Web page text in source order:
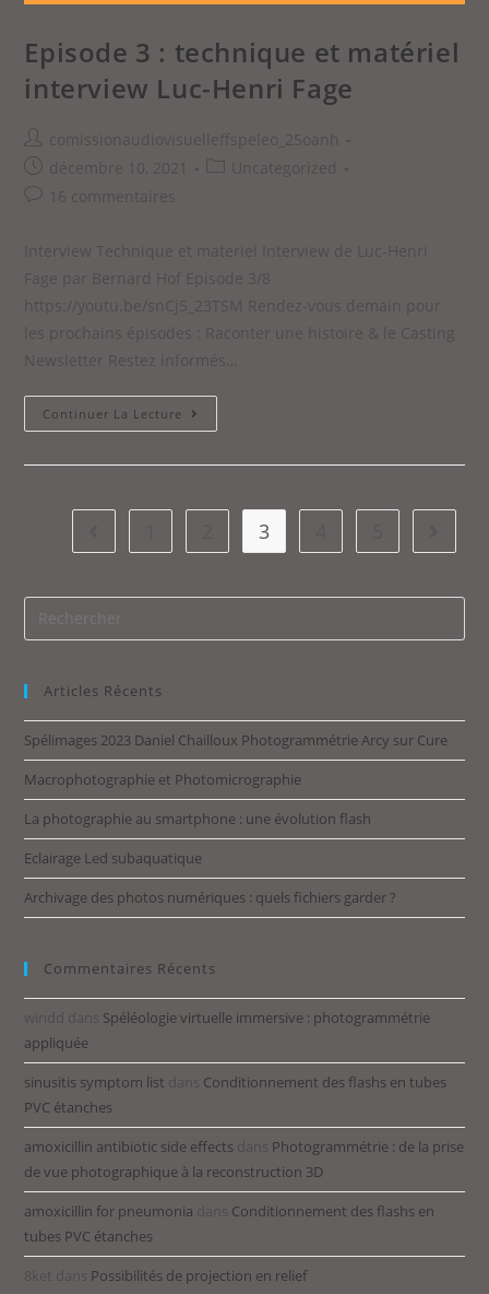
Episode 3 : technique et matériel
interview Luc-Henri Fage
comissionaudiovisuelleffspeleo_25oanh
décembre 10, 2021
Uncategorized
16 commentaires
Interview Technique et materiel Interview de Luc-Henri
Fage par Bernard Hof Episode 3/8
https://youtu.be/snCj5_23TSM Rendez-vous demain pour
les prochains épisodes : Raconter une histoire & le Casting
Newsletter Restez informés…
Continuer La Lecture
3
Articles Récents
Spélimages 2023 Daniel Chailloux Photogrammétrie Arcy sur Cure
Macrophotographie et Photomicrographie
La photographie au smartphone : une évolution flash
Eclairage Led subaquatique
Archivage des photos numériques : quels fichiers garder ?
Commentaires Récents
windd dans Spéléologie virtuelle immersive : photogrammétrie
appliquée
sinusitis symptom list dans Conditionnement des flashs en tubes
PVC étanches
amoxicillin antibiotic side effects dans Photogrammétrie : de la prise
de vue photographique à la reconstruction 3D
amoxicillin for pneumonia dans Conditionnement des flashs en
tubes PVC étanches
8ket dans Possibilités de projection en relief